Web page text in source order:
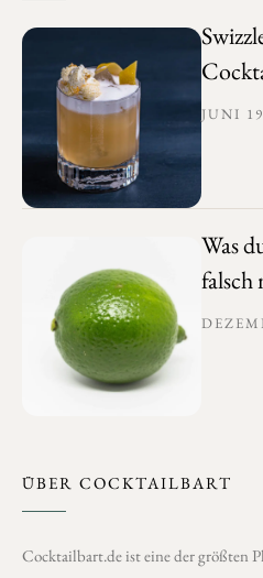
JUNI
Was
falsch
ÜBER COCKTAILBART
Cocktailbart.de ist eine der größten